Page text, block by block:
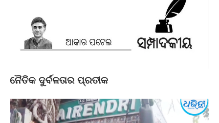
ନୈତିକ ଦୁର୍ବଳତାର ପ୍ରତୀକ